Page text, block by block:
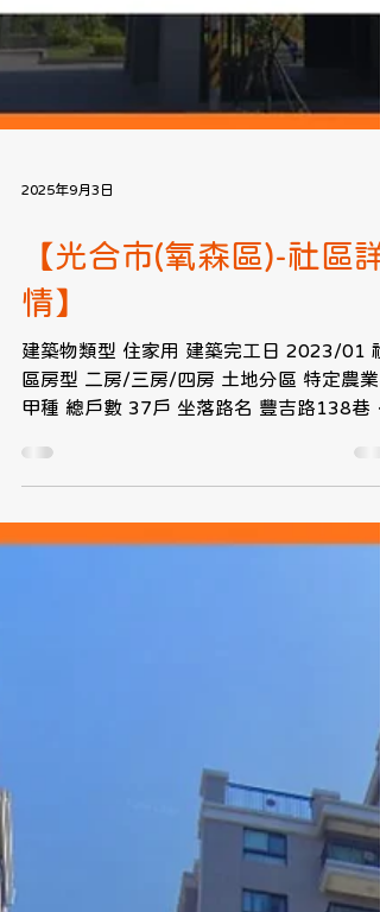
【光合市(氧森區)-社區詳
情】
建築物類型 住家用 建築完工日 2023/01 社
甲種 總戶數 37戶 坐落路名 豐吉路138巷
面戶數 0戶 基地面積 364坪 總樓高 7、9樓
室 0 車位數 32...